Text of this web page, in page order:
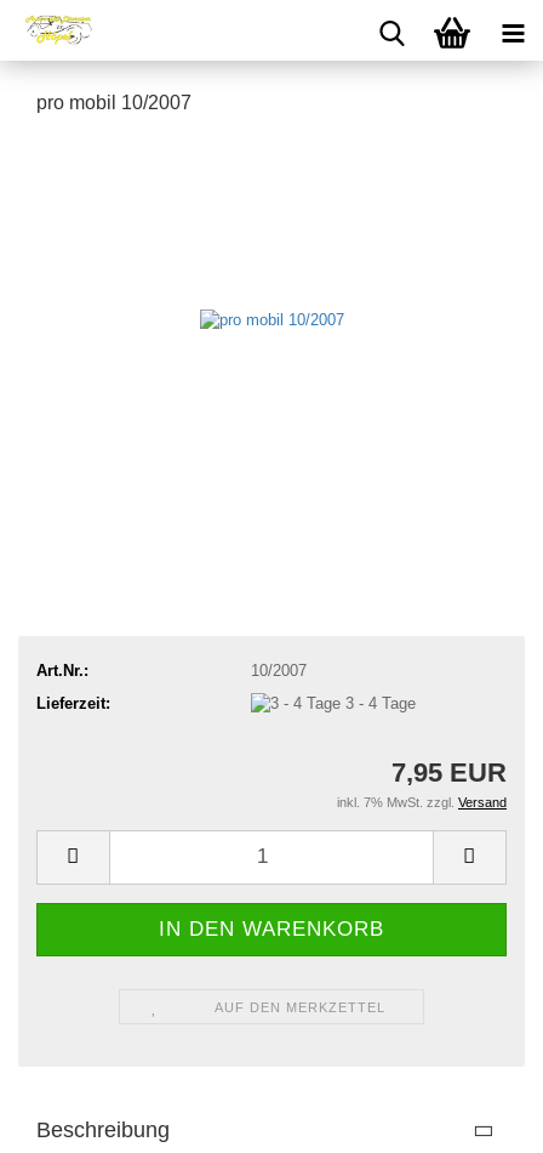
pro mobil 10/2007
Art.Nr.:
10/2007
Lieferzeit:
3 - 4 Tage
7,95 EUR
inkl. 7% MwSt. zzgl. Versand
AUF DEN MERKZETTEL
Beschreibung